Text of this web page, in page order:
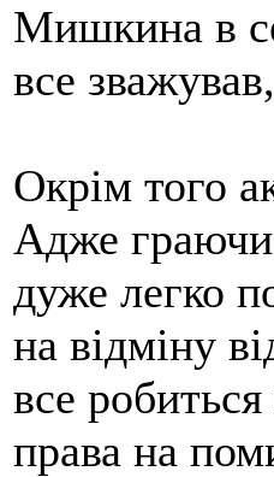
Мишкина в
все
Окрім того
Адже граючи
дуже легко
на відміну
все
права на